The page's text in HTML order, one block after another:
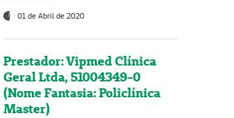
01 de Abril de 2020
Prestador: Vipmed Clínica
Geral Ltda, 51004349-0
(Nome Fantasia: Policlínica
Master)